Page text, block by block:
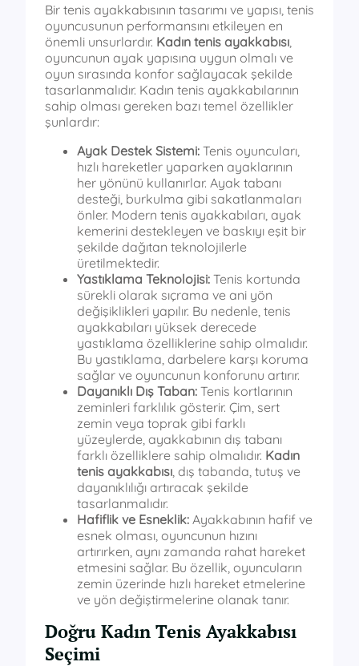
Bir tenis ayakkabısının tasarımı ve yapısı, tenis
oyuncusunun performansını etkileyen en
önemli unsurlardır. Kadın tenis ayakkabısı
oyuncunun ayak yapısına uygun olmalı ve
oyun sırasında konfor sağlayacak şekilde
tasarlanmalıdır. Kadın tenis ayakkabılarının
sahip olması gereken bazı temel özellikler
şunlardır:
Ayak Destek Sistemi: Tenis oyuncuları,
hızlı hareketler yaparken ayaklarının
her yönünü kullanırlar. Ayak tabanı
desteği, burkulma gibi sakatlanmaları
önler. Modern tenis ayakkabıları, ayak
kemerini destekleyen ve baskıyı eşit bir
şekilde dağıtan teknolojilerle
üretilmektedir.
Yastıklama Teknolojisi: Tenis kortunda
sürekli olarak sıçrama ve ani yön
değişiklikleri yapılır. Bu nedenle, tenis
ayakkabıları yüksek derecede
yastıklama özelliklerine sahip olmalıdır.
Bu yastıklama, darbelere karşı koruma
sağlar ve oyuncunun konforunu artırır.
Dayanıklı Dış Taban: Tenis kortlarının
zeminleri farklılık gösterir. Çim, sert
zemin veya toprak gibi farklı
yüzeylerde, ayakkabının dış tabanı
farklı özelliklere sahip olmalıdır. Kadın
tenis ayakkabısı , dış tabanda, tutuş ve
dayanıklılığı artıracak şekilde
tasarlanmalıdır.
Hafiflik ve Esneklik: Ayakkabının hafif ve
esnek olması, oyuncunun hızını
artırırken, aynı zamanda rahat hareket
etmesini sağlar. Bu özellik, oyuncuların
zemin üzerinde hızlı hareket etmelerine
ve yön değiştirmelerine olanak tanır.
Doğru Kadın Tenis Ayakkabısı
Seçimi